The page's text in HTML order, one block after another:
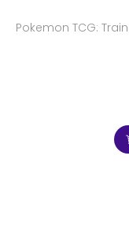
Pokemon TCG: